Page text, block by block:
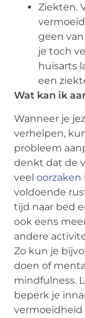
Ziekten.
geen
je toch
huisarts
een
Wat kan ik
Wanneer je
verhelpen,
probleem
denkt dat de
veeloorzaken
voldoende
tijd naar bed
ook eens
andere
Zo kun je
doen of
mindfulness.
beperk je
vermoeidheid